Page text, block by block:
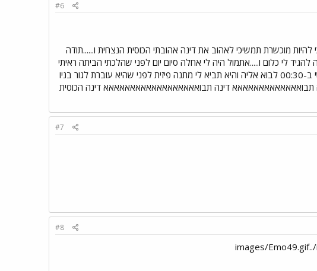
#6
תמשיכי להיות מוכשרת תמשיכי לאהוב את דינה אהובתי הכוסית הנצחית ו......תודה
לי כלום ו.....אתמול היה לי אחלה סיום יום לפני שהלכתי הביתה ראיתי
מישהי שרציתי המון זמן והיא שמה עלי זין כי היא גדולה ממני ב-10 שנים הבטיחה לי שביום חמישי ב-00:30 לבוא אליה והיא תביא לי מתנה פיזית לפני שהיא עוברת לגור בניו
דינה תבואאאאאאאאאאאאא דינה תבואאאאאאאאאאאאאאאאאא דינה הכוסית
#7
#8